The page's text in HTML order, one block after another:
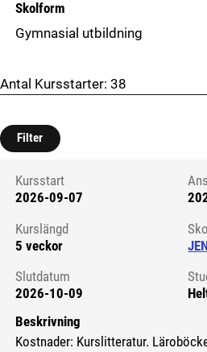
Skolform
Gymnasial utbildning
Antal Kursstarter: 38
Filter
Kursstart 6101182
Kursstart
2026-09-07
Kurslängd
5 veckor
Slutdatum
2026-10-09
Beskrivning
Kostnader: Kurslitteratur.